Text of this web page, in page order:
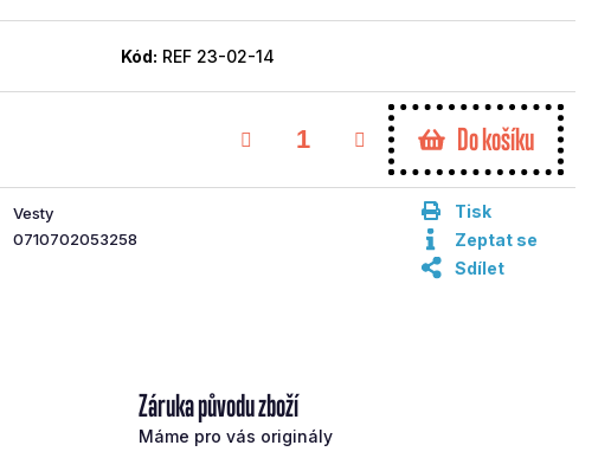
Kód: REF 23-02-14
Do košíku
Vesty
0710702053258
Tisk
Zeptat se
Sdílet
Záruka původu zboží
Máme pro vás originály